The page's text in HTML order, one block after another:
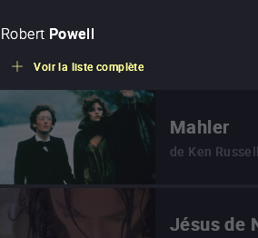
Robert Powell
Voir la liste complète
Mahler
de Ken Russell
Jésus de